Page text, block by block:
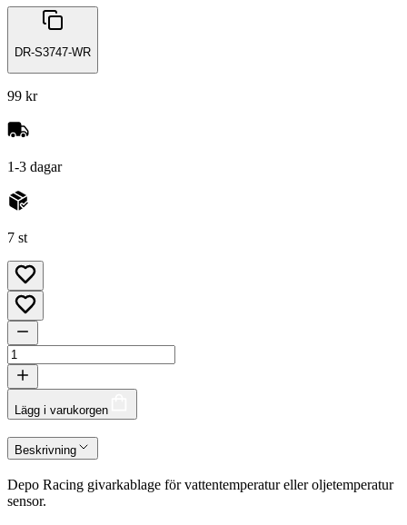
DR-S3747-WR
99 kr
1-3 dagar
7 st
Lägg i varukorgen
Beskrivning
Depo Racing givarkablage för vattentemperatur eller oljetemperatur
sensor.